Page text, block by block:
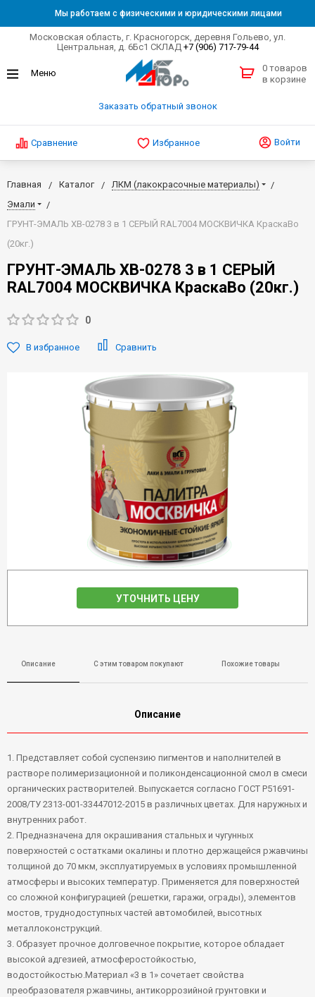
Мы работаем с физическими и юридическими лицами
Московская область, г. Красногорск, деревня Гольево, ул.
Центральная, д. 6Бс1 СКЛАД +7 (906) 717-79-44
Заказать обратный звонок
0 товаров
в корзине
Сравнение Избранное Войти
Главная Каталог
ЛКМ (лакокрасочные материалы)
Эмали
ГРУНТ-ЭМАЛЬ ХВ-0278 3 в 1 СЕРЫЙ RAL7004 МОСКВИЧКА КраскаВо
(20кг.)
ГРУНТ-ЭМАЛЬ ХВ-0278 3 в 1 СЕРЫЙ
RAL7004 МОСКВИЧКА КраскаВо (20кг.)
0
В избранное Сравнить
УТОЧНИТЬ ЦЕНУ
Описание С этим товаром покупают Похожие товары
Описание
1. Представляет собой суспензию пигментов и наполнителей в
растворе полимеризационной и поликонденсационной смол в смеси
органических растворителей. Выпускается согласно ГОСТ Р51691-
2008/ТУ 2313-001-33447012-2015 в различных цветах. Для наружных и
внутренних работ.
2. Предназначена для окрашивания стальных и чугунных
поверхностей с остатками окалины и плотно держащейся ржавчины
толщиной до 70 мкм, эксплуатируемых в условиях промышленной
атмосферы и высоких температур. Применяется для поверхностей
со сложной конфигурацией (решетки, гаражи, ограды), элементов
мостов, труднодоступных частей автомобилей, высотных
металлоконструкций.
3. Образует прочное долговечное покрытие, которое обладает
высокой адгезией, атмосферостойкостью,
водостойкостью.Материал «3 в 1» сочетает свойства
преобразователя ржавчины, антикоррозийной грунтовки и